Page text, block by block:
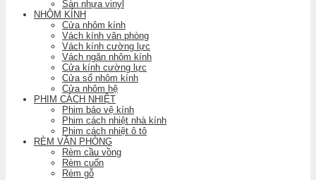
Sàn nhựa vinyl
NHÔM KÍNH
Cửa nhôm kính
Vách kính văn phòng
Vách kính cường lực
Vách ngăn nhôm kính
Cửa kính cường lực
Cửa sổ nhôm kính
Cửa nhôm hệ
PHIM CÁCH NHIỆT
Phim bảo vệ kính
Phim cách nhiệt nhà kính
Phim cách nhiệt ô tô
RÈM VĂN PHÒNG
Rèm cầu vồng
Rèm cuốn
Rèm gỗ